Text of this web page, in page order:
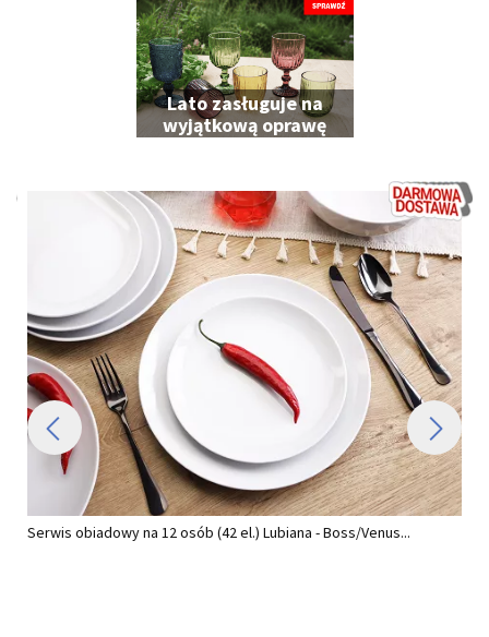
Lato zasługuje na
wyjątkową oprawę
Serwis obiadowy na 12 osób (42 el.) Lubiana - Boss/Venus...